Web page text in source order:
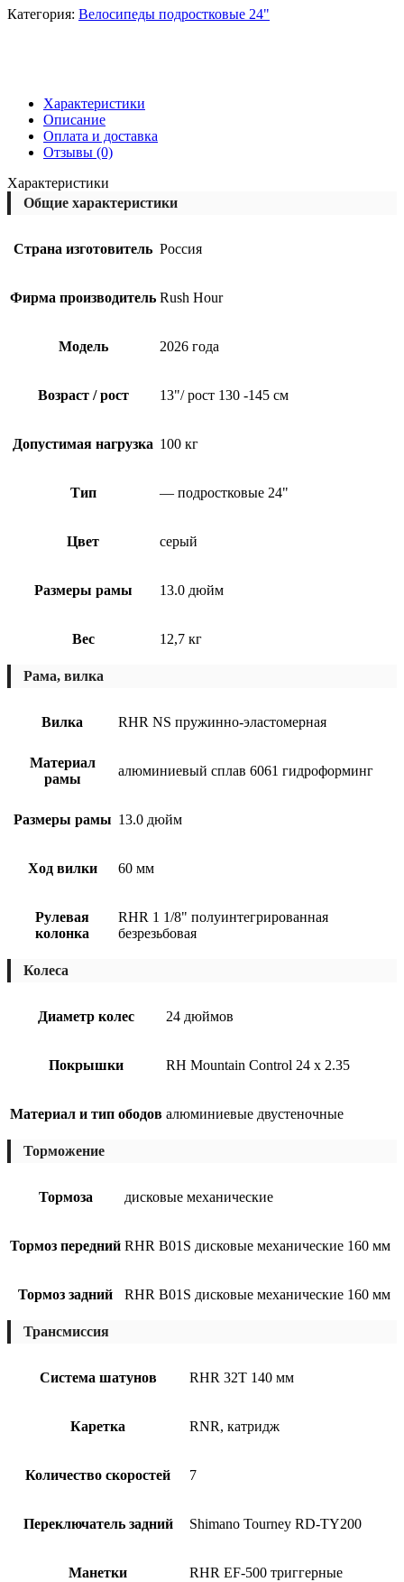
Категория: Велосипеды подростковые 24"
Характеристики
Описание
Оплата и доставка
Отзывы (0)
Характеристики
Общие характеристики
Страна изготовитель Россия
Фирма производитель Rush Hour
Модель 2026 года
Возраст / рост 13"/ рост 130 -145 см
Допустимая нагрузка 100 кг
Тип — подростковые 24"
Цвет серый
Размеры рамы 13.0 дюйм
Вес 12,7 кг
Рама, вилка
Вилка RHR NS пружинно-эластомерная
Материал
рамы
алюминиевый сплав 6061 гидроформинг
Размеры рамы 13.0 дюйм
Ход вилки 60 мм
Рулевая
колонка
RHR 1 1/8" полуинтегрированная
безрезьбовая
Колеса
Диаметр колес 24 дюймов
Покрышки RH Mountain Control 24 х 2.35
Материал и тип ободов алюминиевые двустеночные
Торможение
Тормоза дисковые механические
Тормоз передний RHR B01S дисковые механические 160 мм
Тормоз задний RHR B01S дисковые механические 160 мм
Трансмиссия
Система шатунов RHR 32T 140 мм
Каретка RNR, катридж
Количество скоростей 7
Переключатель задний Shimano Tourney RD-TY200
Манетки RHR EF-500 триггерные